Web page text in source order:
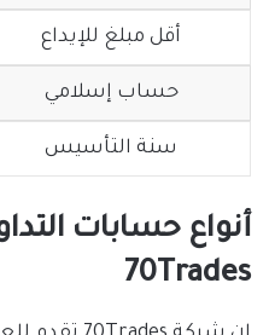
أقل مبلغ للإيداع
حساب إسلامي
سنة التأسيس
أنواع حسابات
70Trades